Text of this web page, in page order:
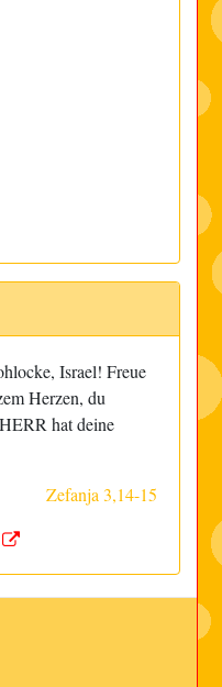
Israel! Freue
Herzen, du
hat deine
Zefanja 3,14-15